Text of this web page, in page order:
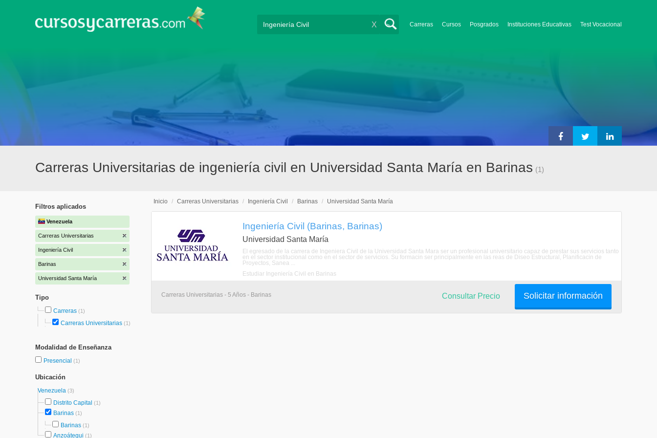
Carreras Cursos Posgrados Instituciones Educativas Test Vocacional
X
Carreras Universitarias de ingeniería civil en Universidad Santa María en Barinas (1)
Filtros aplicados
Venezuela
Carreras Universitarias
Ingeniería Civil
Barinas
Universidad Santa María
Tipo
Carreras (1)
Carreras Universitarias (1)
Modalidad de Enseñanza
Presencial (1)
Ubicación
Venezuela (3)
Distrito Capital (1)
Barinas (1)
Barinas (1)
Anzoátegui (1)
Inicio / Carreras Universitarias / Ingeniería Civil / Barinas / Universidad Santa María
Ingeniería Civil (Barinas, Barinas)
Universidad Santa María
El egresado de la carrera de Ingeniera Civil de la Universidad Santa Mara ser un profesional universitario capaz de prestar sus servicios tanto
en el sector institucional como en el sector de servicios. Su formacin ser principalmente en las reas de Diseo Estructural, Planificacin de
Proyectos, Sanea ...
Estudiar Ingeniería Civil en Barinas
Carreras Universitarias - 5 Años - Barinas Solicitar información
Consultar Precio